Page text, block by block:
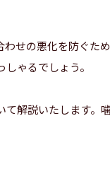
せの悪化を防ぐた
ゃるでしょう。
解説いたします。